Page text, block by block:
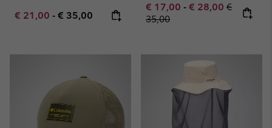
Minimum sale price:
€ 21,00 - Maximum price:
€ 35,00
Minimum sale price:
€ 17,00 - Maximum sale
€ 28,00 Regular
€
35,00